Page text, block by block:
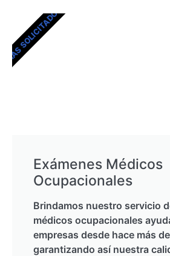
Exámenes Médicos
Ocupacionales
Brindamos nuestro servicio
médicos ocupacionales
empresas desde hace más
garantizando así nuestra
MÁS SOLICITADOS